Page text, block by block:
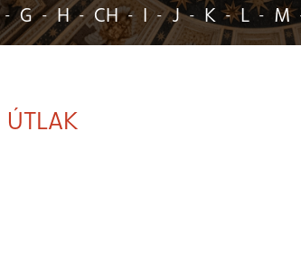
- G - H - CH - I - J - K - L - M
ÚTLAK